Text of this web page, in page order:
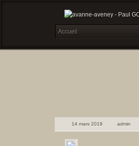
14 mars 2019 admin